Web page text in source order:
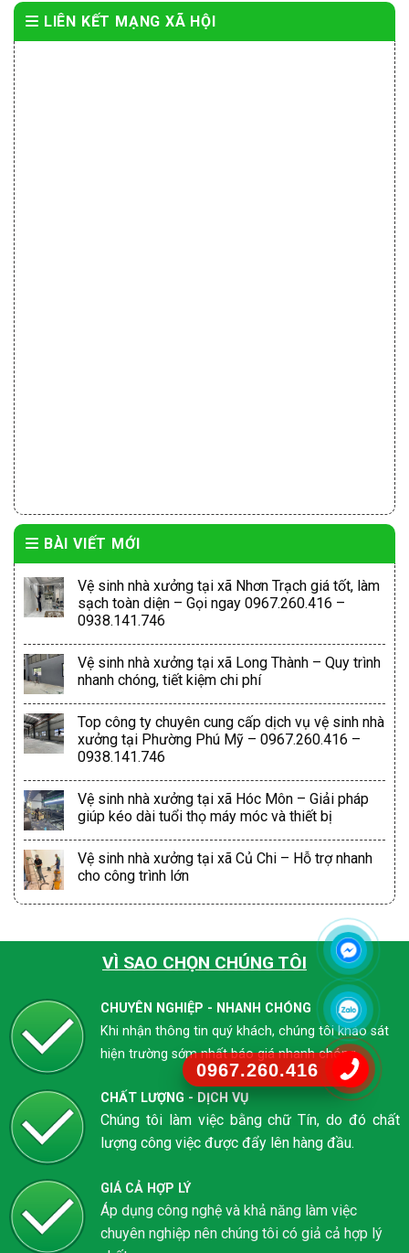
0967.260.416
LIÊN KẾT MẠNG XÃ HỘI
BÀI VIẾT MỚI
Vệ sinh nhà xưởng tại xã Nhơn Trạch giá tốt, làm
sạch toàn diện – Gọi ngay 0967.260.416 –
0938.141.746
Vệ sinh nhà xưởng tại xã Long Thành – Quy trình
nhanh chóng, tiết kiệm chi phí
Top công ty chuyên cung cấp dịch vụ vệ sinh nhà
xưởng tại Phường Phú Mỹ – 0967.260.416 –
0938.141.746
Vệ sinh nhà xưởng tại xã Hóc Môn – Giải pháp
giúp kéo dài tuổi thọ máy móc và thiết bị
Vệ sinh nhà xưởng tại xã Củ Chi – Hỗ trợ nhanh
cho công trình lớn
VÌ SAO CHỌN CHÚNG TÔI
CHUYÊN NGHIỆP - NHANH CHÓNG
Khi nhận thông tin quý khách, chúng tôi khảo sát
hiện trường sớm nhất báo giá nhanh chóng
CHẤT LƯỢNG - DỊCH VỤ
Chúng tôi làm việc bằng chữ Tín, do đó chất
lượng công việc được đẩy lên hàng đầu.
GIÁ CẢ HỢP LÝ
Áp dụng công nghệ và khả năng làm việc
chuyên nghiệp nên chúng tôi có giả cả hợp lý